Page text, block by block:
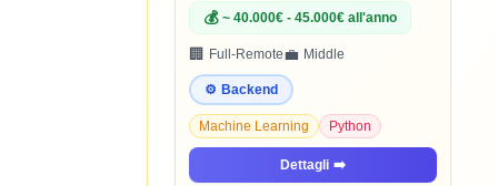
💰 ~ 40.000€ - 45.000€ all'anno
🏢 Full-Remote💼 Middle
⚙️ Backend
Machine Learning Python
Dettagli ➡️